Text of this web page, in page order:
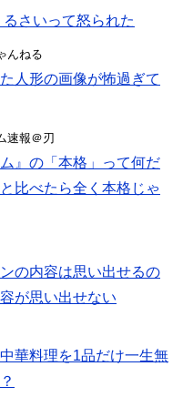
るさいって怒られた
んねる
人形の画像が怖過ぎて
速報＠刃
』の「本格」って何だ
比べたら全く本格じゃ
の内容は思い出せるの
が思い出せない
華料理を1品だけ一生無